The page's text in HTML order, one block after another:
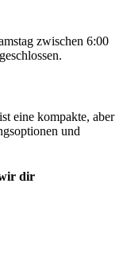
zwischen 6:00
eine kompakte, aber
und
dir